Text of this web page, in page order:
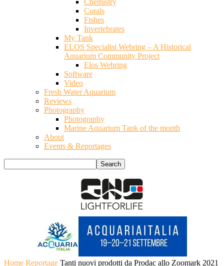
Chemistry
Corals
Fishes
Invertebrates
My Tank
ELOS Specialist Webring – A Historical
Aquarium Community Project
Elos Webring
Software
Video
Fresh Water Aquarium
Reviews
Photography
Photography
Marine Aquarium Tank of the month
About
Events & Reportages
Home Reportage Tanti nuovi prodotti da Prodac allo Zoomark 2021